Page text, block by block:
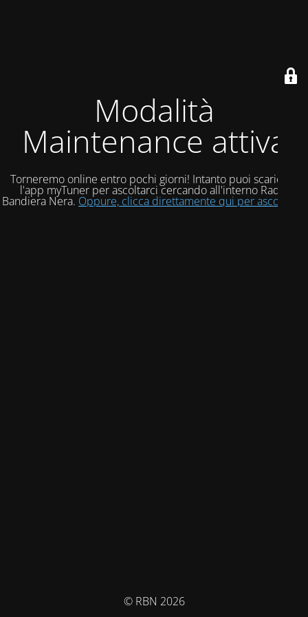
Modalità
Maintenance attiva
Torneremo online entro pochi giorni! Intanto puoi scaricare
l'app myTuner per ascoltarci cercando all'interno Radio
Bandiera Nera. Oppure, clicca direttamente qui per ascoltarci!
© RBN 2026